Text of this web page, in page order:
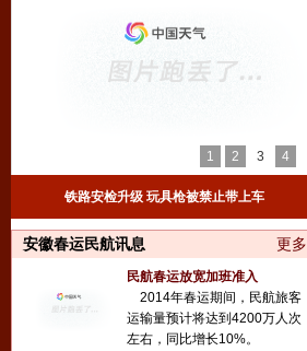
1 2 3 4
铁路安检升级 玩具枪被禁止带上车
安徽春运民航讯息 更多
民航春运放宽加班准入
2014年春运期间，民航旅客
运输量预计将达到4200万人次
左右，同比增长10%。